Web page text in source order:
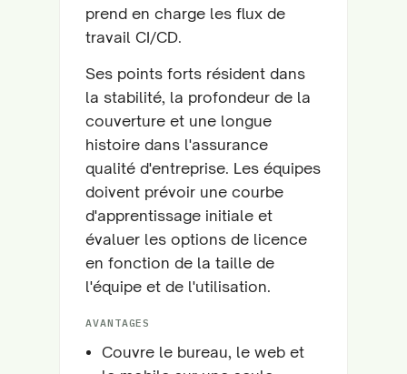
prend en charge les flux de
travail CI/CD.
Ses points forts résident dans
la stabilité, la profondeur de la
couverture et une longue
histoire dans l'assurance
qualité d'entreprise. Les équipes
doivent prévoir une courbe
d'apprentissage initiale et
évaluer les options de licence
en fonction de la taille de
l'équipe et de l'utilisation.
AVANTAGES
Couvre le bureau, le web et